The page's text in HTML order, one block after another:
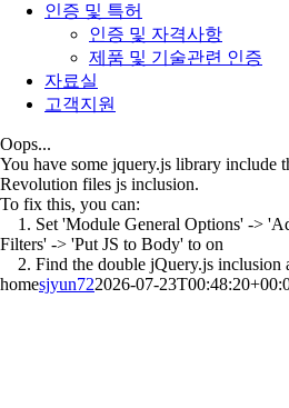
인증 및 특허
인증 및 자격사항
제품 및 기술관련 인증
자료실
고객지원
Oops...
You have some jquery.js library include
Revolution files js inclusion.
To fix this, you can:
1. Set 'Module General Options' ->
Filters' -> 'Put JS to Body' to on
2. Find the double jQuery.js inclusion
homesjyun722026-07-